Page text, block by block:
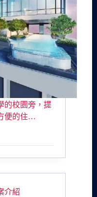
的校園旁，提
便的住…
介紹